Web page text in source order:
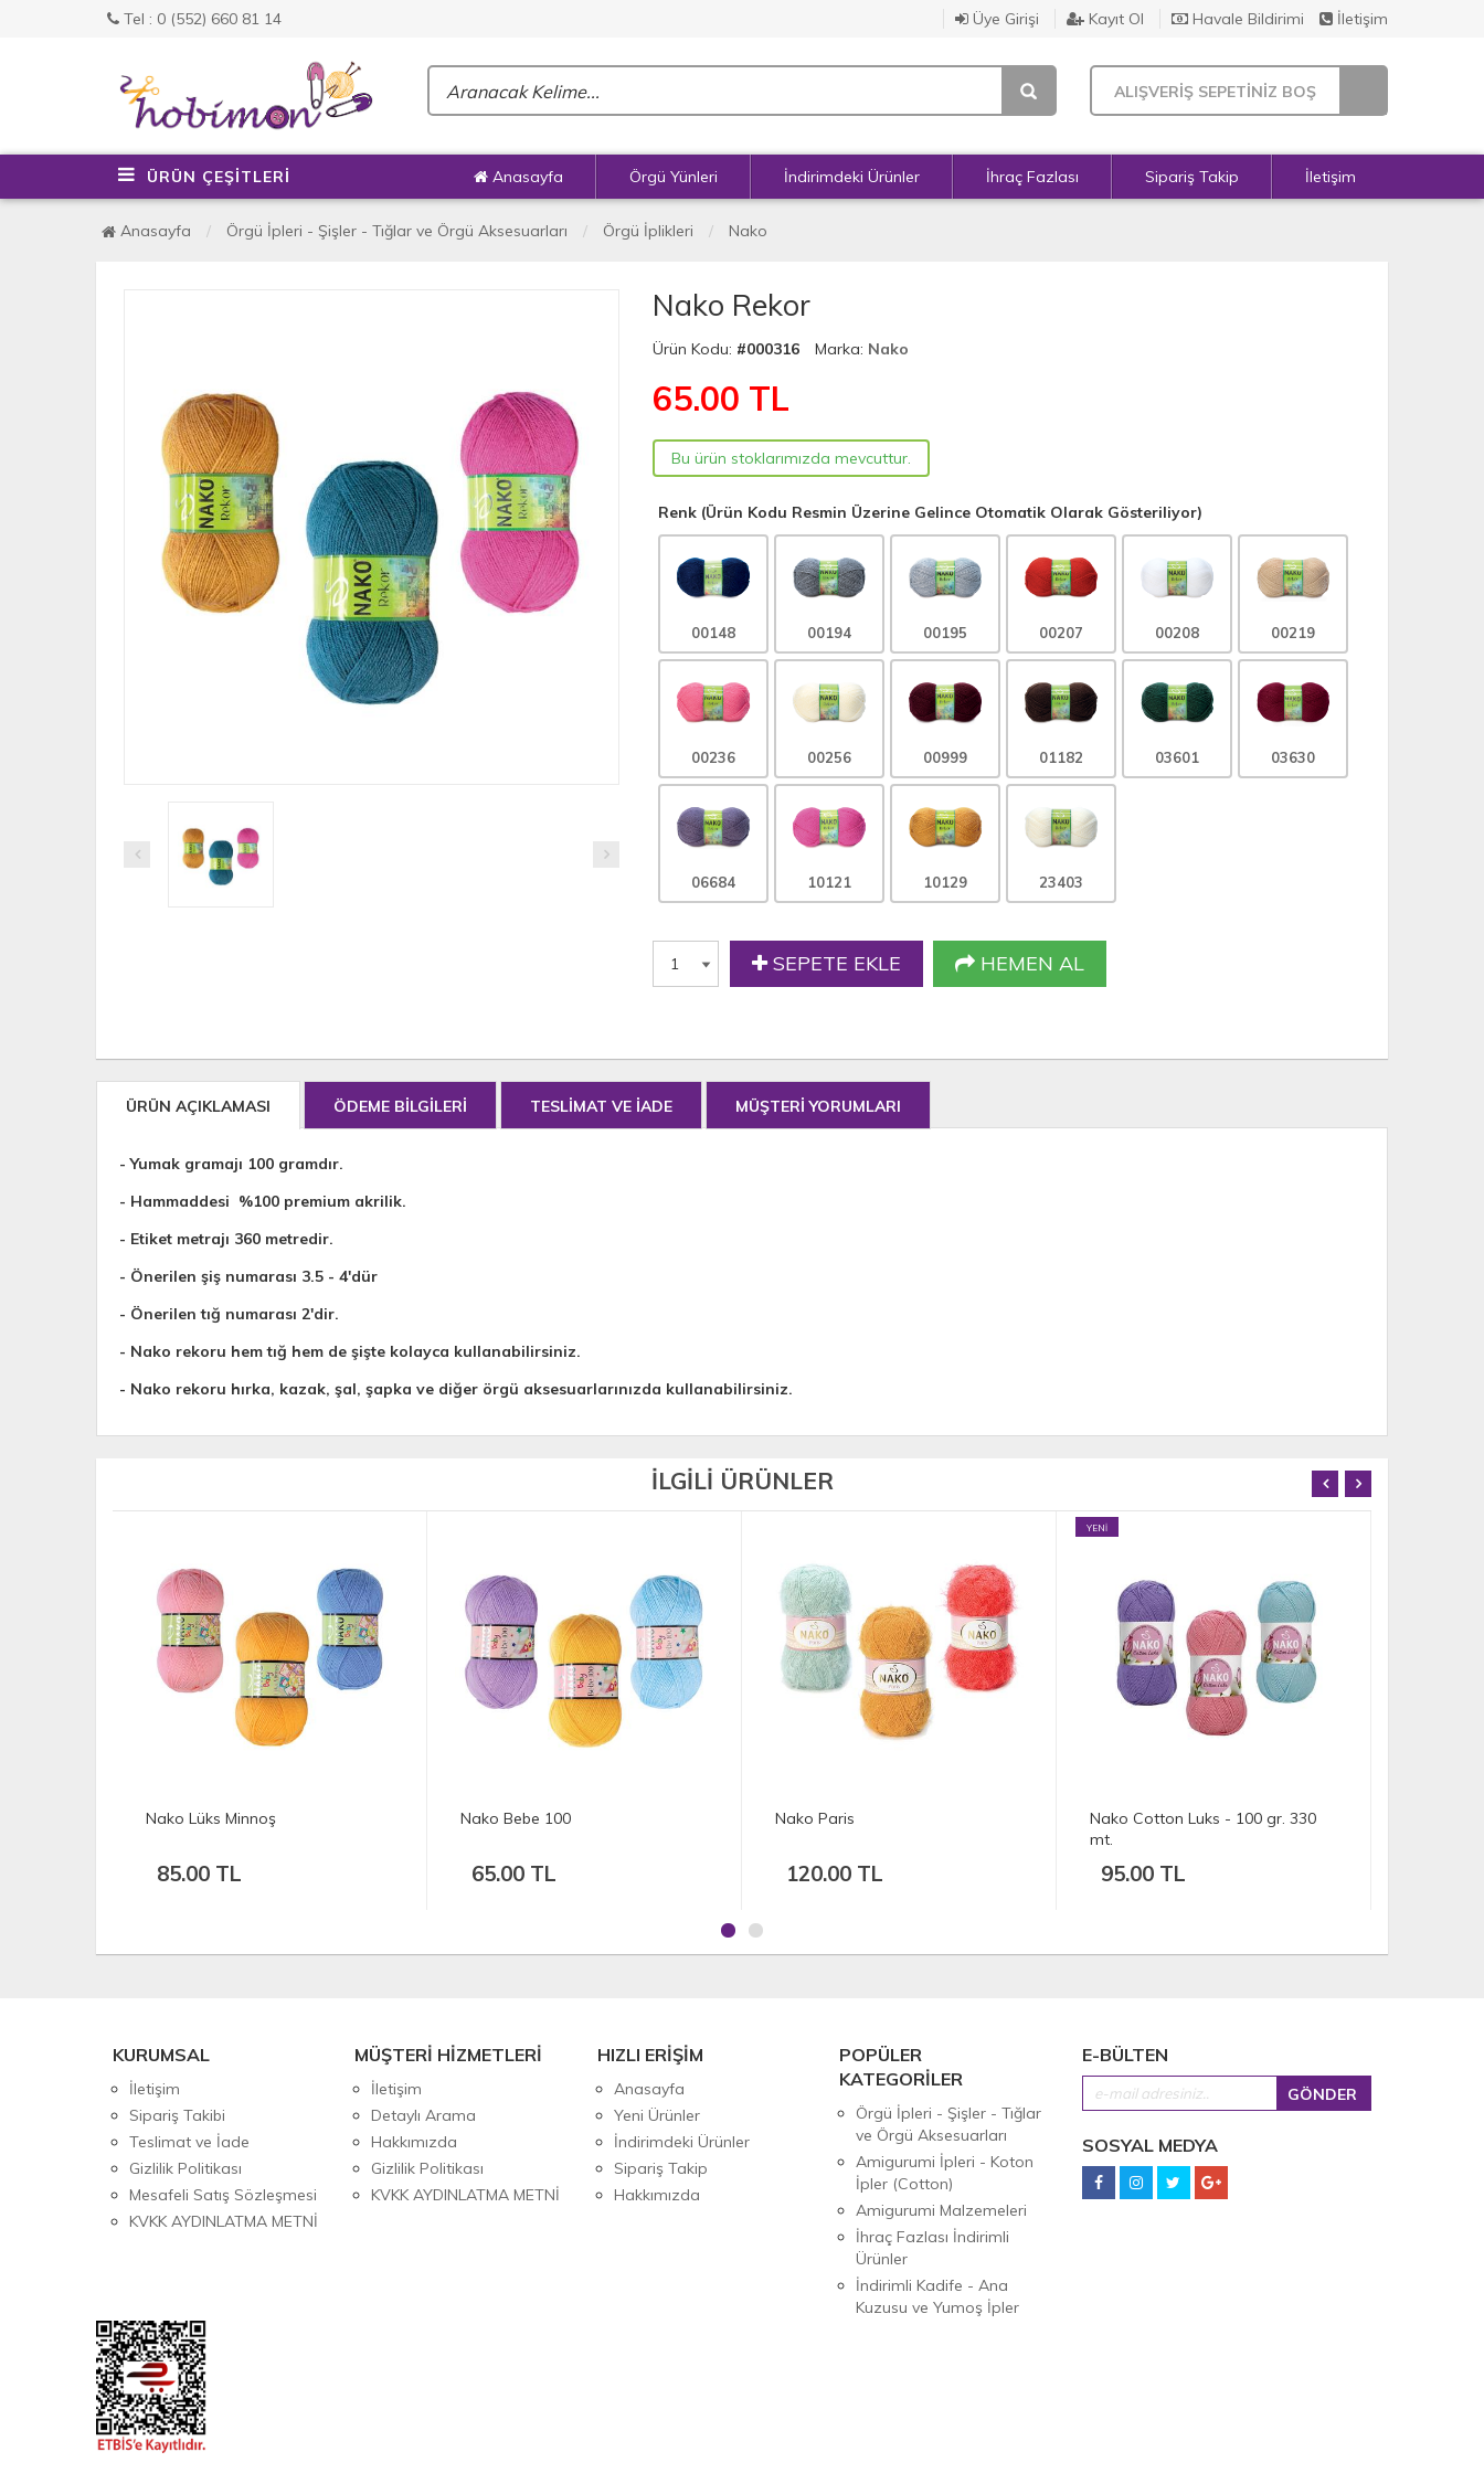
Tel : 0 (552) 660 81 14 Üye Girişi Kayıt Ol Havale Bildirimi İletişim
ALIŞVERİŞ SEPETİNİZ BOŞ
ÜRÜN ÇEŞİTLERİ Anasayfa Örgü Yünleri İndirimdeki Ürünler İhraç Fazlası Sipariş Takip İletişim
Anasayfa Örgü İpleri - Şişler - Tığlar ve Örgü Aksesuarları Örgü İplikleri Nako
Nako Rekor
Ürün Kodu: #000316 Marka: Nako
65.00 TL
Bu ürün stoklarımızda mevcuttur.
Renk (Ürün Kodu Resmin Üzerine Gelince Otomatik Olarak Gösteriliyor)
00148 00194 00195 00207 00208 00219
00236 00256 00999 01182 03601 03630
06684 10121 10129 23403
SEPETE EKLE HEMEN AL
ÜRÜN AÇIKLAMASI ÖDEME BİLGİLERİ TESLİMAT VE İADE MÜŞTERİ YORUMLARI
- Yumak gramajı 100 gramdır.
- Hammaddesi %100 premium akrilik.
- Etiket metrajı 360 metredir.
- Önerilen şiş numarası 3.5 - 4'dür
- Önerilen tığ numarası 2'dir.
- Nako rekoru hem tığ hem de şişte kolayca kullanabilirsiniz.
- Nako rekoru hırka, kazak, şal, şapka ve diğer örgü aksesuarlarınızda kullanabilirsiniz.
İLGİLİ ÜRÜNLER
Nako Cotton Luks - 100 gr. 330
Nako Vizon
KURUMSAL
İletişim
Sipariş Takibi
Teslimat ve İade
Gizlilik Politikası
Mesafeli Satış Sözleşmesi
KVKK AYDINLATMA METNİ
MÜŞTERİ HİZMETLERİ
İletişim
Detaylı Arama
Hakkımızda
Gizlilik Politikası
KVKK AYDINLATMA METNİ
HIZLI ERİŞİM
Anasayfa
Yeni Ürünler
İndirimdeki Ürünler
Sipariş Takip
Hakkımızda
POPÜLER
KATEGORİLER
Örgü İpleri - Şişler - Tığlar
ve Örgü Aksesuarları
Amigurumi İpleri - Koton
İpler (Cotton)
Amigurumi Malzemeleri
İhraç Fazlası İndirimli
Ürünler
İndirimli Kadife - Ana
Kuzusu ve Yumoş İpler
E-BÜLTEN
SOSYAL MEDYA